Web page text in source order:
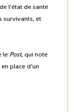
l'état de santé
survivants, et
le Post,qui note
place d'un